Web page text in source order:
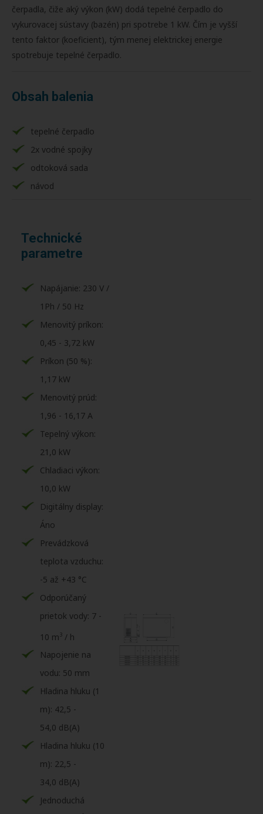
čerpadla, čiže aký výkon (kW) dodá tepelné čerpadlo do
vykurovacej sústavy (bazén) pri spotrebe 1 kW. Čím je vyšší
tento faktor (koeficient), tým menej elektrickej energie
spotrebuje tepelné čerpadlo.
Obsah balenia
tepelné čerpadlo
2x vodné spojky
odtoková sada
návod
Technické
parametre
Napájanie: 230 V /
1Ph / 50 Hz
Menovitý príkon:
0,45 - 3,72 kW
Príkon (50 %):
1,17 kW
Menovitý prúd:
1,96 - 16,17 A
Tepelný výkon:
21,0 kW
Chladiaci výkon:
10,0 kW
Digitálny display:
Áno
Prevádzková
teplota vzduchu:
-5 až +43 °C
Odporúčaný
prietok vody: 7 -
10 m3 / h
Napojenie na
vodu: 50 mm
Hladina hluku (1
m): 42,5 -
54,0 dB(A)
Hladina hluku (10
m): 22,5 -
34,0 dB(A)
Jednoduchá